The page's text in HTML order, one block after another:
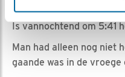
Is vannochtend om 5:41
Man had alleen nog niet
gaande was in de vroege